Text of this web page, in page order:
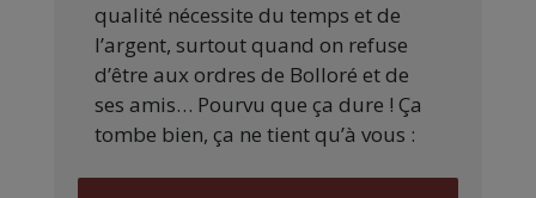
qualité nécessite du temps et de
l’argent, surtout quand on refuse
d’être aux ordres de Bolloré et de
ses amis… Pourvu que ça dure ! Ça
tombe bien, ça ne tient qu’à vous :